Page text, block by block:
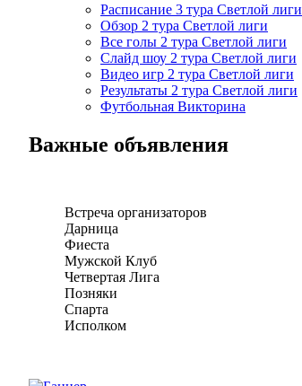
Расписание 3 тура Светлой лиги
Обзор 2 тура Светлой лиги
Все голы 2 тура Светлой лиги
Слайд шоу 2 тура Светлой лиги
Видео игр 2 тура Светлой лиги
Результаты 2 тура Светлой лиги
Футбольная Викторина
Важные объявления
Встреча организаторов
Дарница
Фиеста
Мужской Клуб
Четвертая Лига
Позняки
Спарта
Исполком